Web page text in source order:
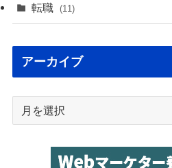
転職 (11)
アーカイブ